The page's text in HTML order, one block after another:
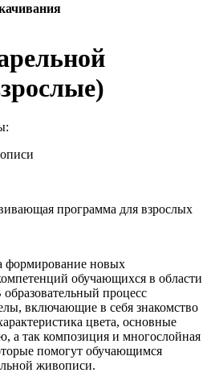
программа для взрослых
формирование новых
обучающихся в области
процесс
включающие в себя знакомство
цвета, основные
а так композиция и многослойная
помогут обучающимся
живописи.